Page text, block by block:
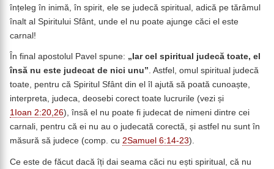
înțeleg în inimă, în spirit, ele se judecă spiritual, adică pe tărâmul
înalt al Spiritului Sfânt, unde el nu poate ajunge căci el este
carnal!
În final apostolul Pavel spune: „Iar cel spiritual judecă toate, el
însă nu este judecat de nici unu”. Astfel, omul spiritual judecă
toate, pentru că Spiritul Sfânt din el îl ajută să poată cunoaște,
interpreta, judeca, deosebi corect toate lucrurile (vezi și
1Ioan 2:20,26), însă el nu poate fi judecat de nimeni dintre cei
carnali, pentru că ei nu au o judecată corectă, și astfel nu sunt în
măsură să judece (comp. cu 2Samuel 6:14-23).
Ce este de făcut dacă îți dai seama căci nu ești spiritual, că nu